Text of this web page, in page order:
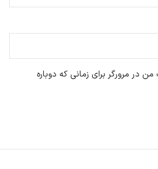
در مرورگر برای زمانی که دوباره